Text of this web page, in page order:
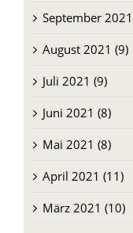
August 2021 (9)
Juli 2021 (9)
Juni 2021 (8)
Mai 2021 (8)
April 2021 (11)
März 2021 (10)
Februar 2021 (8)